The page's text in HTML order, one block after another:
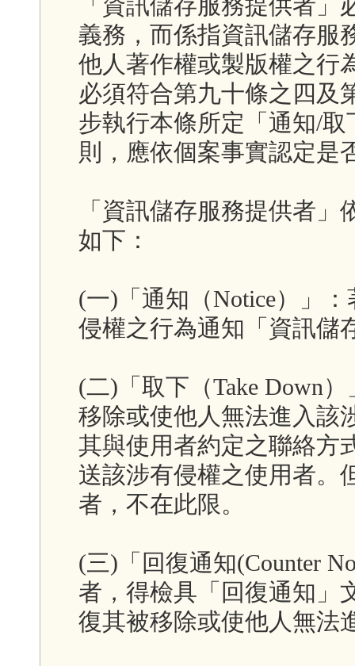
「資訊儲存服務提供者
義務，而係指資訊儲存服
他人著作權或製版權之行
必須符合第九十條之四及
步執行本條所定「通知/
則，應依個案事實認定是
「資訊儲存服務提供者
如下：
(一)「通知（Notice）」
侵權之行為通知「資訊儲
(二)「取下（Take Down
移除或使他人無法進入該
其與使用者約定之聯絡方
送該涉有侵權之使用者。
者，不在此限。
(三)「回復通知(Counter
者，得檢具「回復通知」
復其被移除或使他人無法